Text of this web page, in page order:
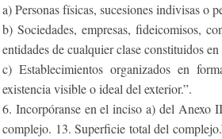
a) Personas físicas, sucesiones indivisas o
b) Sociedades, empresas, fideicomisos,
entidades de cualquier clase constituidos en
c) Establecimientos organizados en
existencia visible o ideal del exterior.”.
6. Incorpóranse en el inciso a) del Anexo
complejo. 13. Superficie total del